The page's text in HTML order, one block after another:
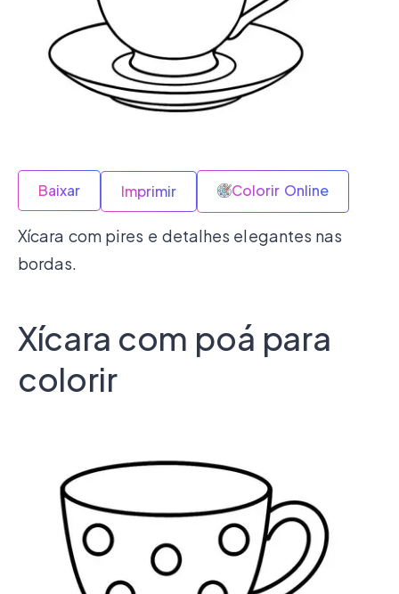
Baixar Imprimir Colorir Online
Xícara com pires e detalhes elegantes nas
bordas.
Xícara com poá para
colorir